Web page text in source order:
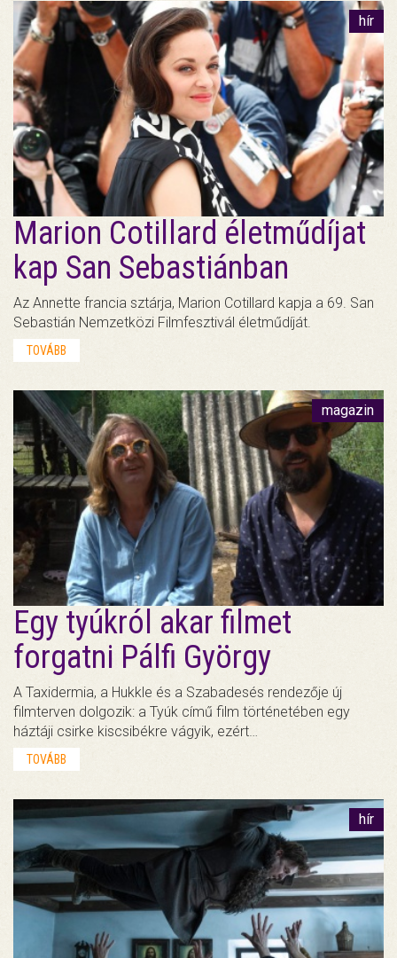
hír
Marion Cotillard életműdíjat
kap San Sebastiánban
Az Annette francia sztárja, Marion Cotillard kapja a 69. San
Sebastián Nemzetközi Filmfesztivál életműdíját.
TOVÁBB
magazin
Egy tyúkról akar filmet
forgatni Pálfi György
A Taxidermia, a Hukkle és a Szabadesés rendezője új
filmterven dolgozik: a Tyúk című film történetében egy
háztáji csirke kiscsibékre vágyik, ezért…
TOVÁBB
hír